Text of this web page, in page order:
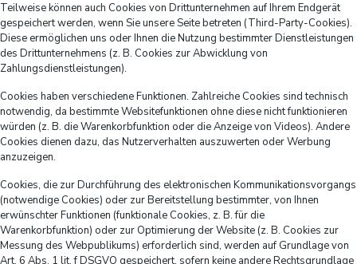
Teilweise können auch Cookies von Drittunternehmen auf Ihrem Endgerät
gespeichert werden, wenn Sie unsere Seite betreten (Third-Party-Cookies).
Diese ermöglichen uns oder Ihnen die Nutzung bestimmter Dienstleistungen
des Drittunternehmens (z. B. Cookies zur Abwicklung von
Zahlungsdienstleistungen).
Cookies haben verschiedene Funktionen. Zahlreiche Cookies sind technisch
notwendig, da bestimmte Websitefunktionen ohne diese nicht funktionieren
würden (z. B. die Warenkorbfunktion oder die Anzeige von Videos). Andere
Cookies dienen dazu, das Nutzerverhalten auszuwerten oder Werbung
anzuzeigen.
Cookies, die zur Durchführung des elektronischen Kommunikationsvorgangs
(notwendige Cookies) oder zur Bereitstellung bestimmter, von Ihnen
erwünschter Funktionen (funktionale Cookies, z. B. für die
Warenkorbfunktion) oder zur Optimierung der Website (z. B. Cookies zur
Messung des Webpublikums) erforderlich sind, werden auf Grundlage von
Art. 6 Abs. 1 lit. f DSGVO gespeichert, sofern keine andere Rechtsgrundlage